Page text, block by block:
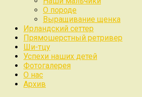
О породе
Выращивание щенка
Ирландский сеттер
Прямошерстный ретривер
Ши-тцу
Успехи наших детей
Фотогалерея
О нас
Архив